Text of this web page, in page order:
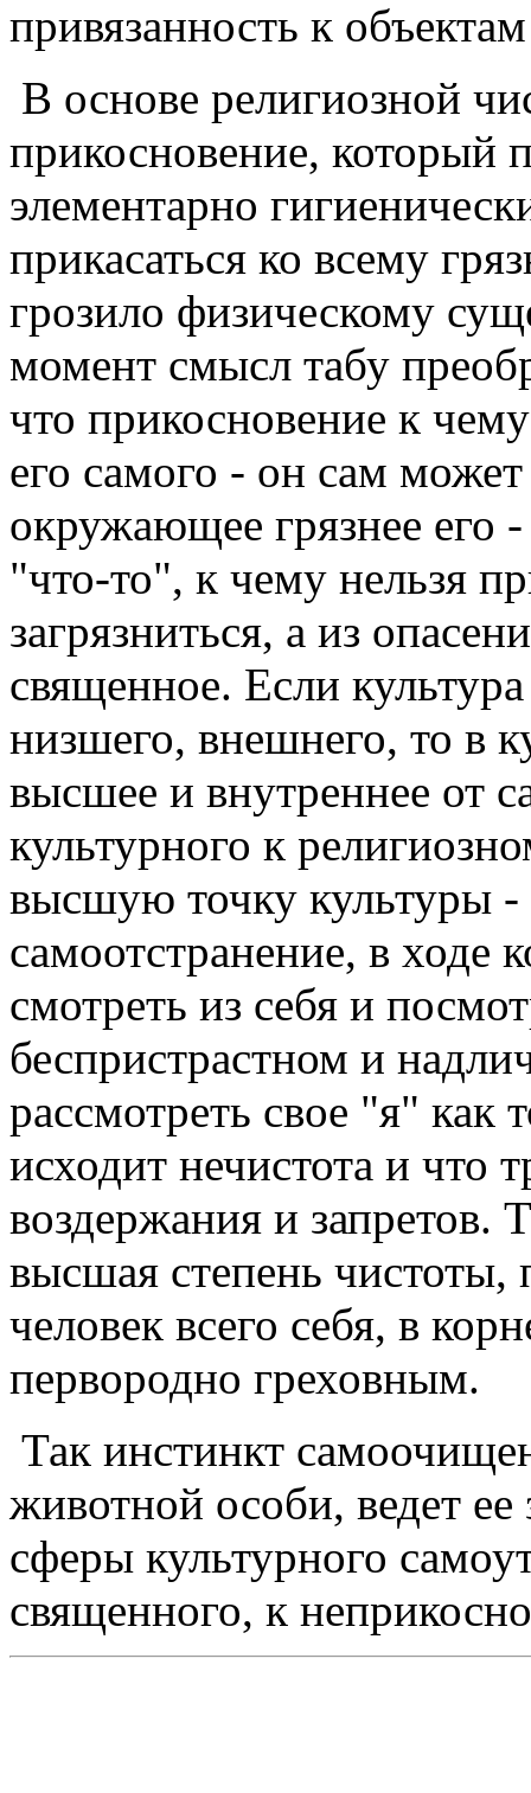
привязанность к
В основе религиозной
прикосновение, который
элементарно
прикасаться ко всему
грозило физическому
момент смысл табу
что прикосновение к
его самого - он сам
окружающее грязнее его
"что-то", к чему нельзя
загрязниться, а из
священное. Если культура
низшего, внешнего, то в
высшее и внутреннее от
культурного к
высшую точку культуры -
самоотстранение, в ходе
смотреть из себя и
беспристрастном и
рассмотреть свое "я" как
исходит нечистота и что
воздержания и запретов.
высшая степень
человек всего себя, в
первородно греховным.
Так инстинкт
животной особи, ведет
сферы культурного
священного, к